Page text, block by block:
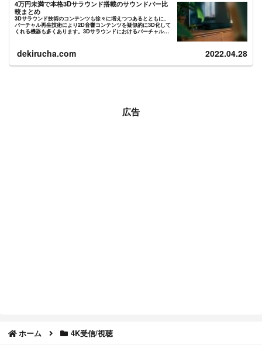
4万円未満で本格3Dサラウンド搭載のサウンドバー比
較まとめ
3Dサラウンド技術のコンテンツも徐々に増えつつあるとともに、
バーチャル再生技術により2D音響コンテンツを疑似的に3D化して
くれる機器も多くあります。3Dサラウンドにおけるバーチャル再
dekirucha.com 2022.04.28
広告
ホーム 4K受信/視聴